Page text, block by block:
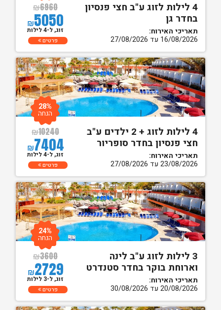
4 לילות לזוג ע"ב חצי פנסיון
בחדר גן
תאריכי האירוח:
16/08/2026 עד 27/08/2026
₪6960
₪5050
זוג, ל-4 לילות
פרטים
4 לילות לזוג + 2 ילדים ע"ב
חצי פנסיון בחדר סופריור
תאריכי האירוח:
23/08/2026 עד 27/08/2026
₪10240
₪7404
28%
הנחה
זוג, ל-4 לילות
פרטים
3 לילות לזוג ע"ב לינה
וארוחת בוקר בחדר סטנדרט
תאריכי האירוח:
20/08/2026 עד 30/08/2026
₪3600
₪2729
24%
הנחה
זוג, ל-3 לילות
פרטים